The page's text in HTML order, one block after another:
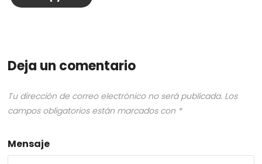
Deja un comentario
Tu dirección de correo electrónico no será publicada. Los
campos obligatorios están marcados con *
Mensaje